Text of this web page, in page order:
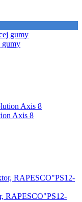
gumy
Axis 8
RAPESCO"PS12-